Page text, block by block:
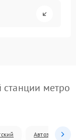
метро
Автозаводский